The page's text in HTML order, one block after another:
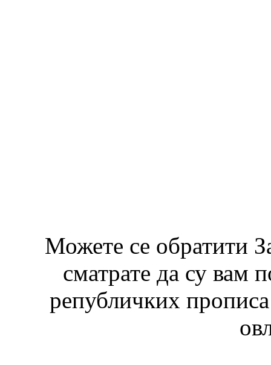
Можете се обратити
сматрате да су вам
републичких